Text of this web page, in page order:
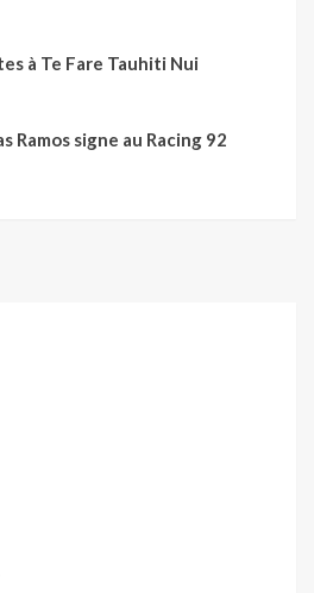
à Te Fare Tauhiti Nui
Ramos signe au Racing 92